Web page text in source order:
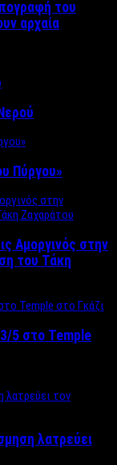
του
αρχαία
Πύργου»
Αμοργινός στην
του Τάκη
5 στο Temple
λατρεύει